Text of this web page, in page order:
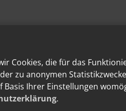
Cookies, die für das
zu anonymen
Ihrer Einstellungen
.